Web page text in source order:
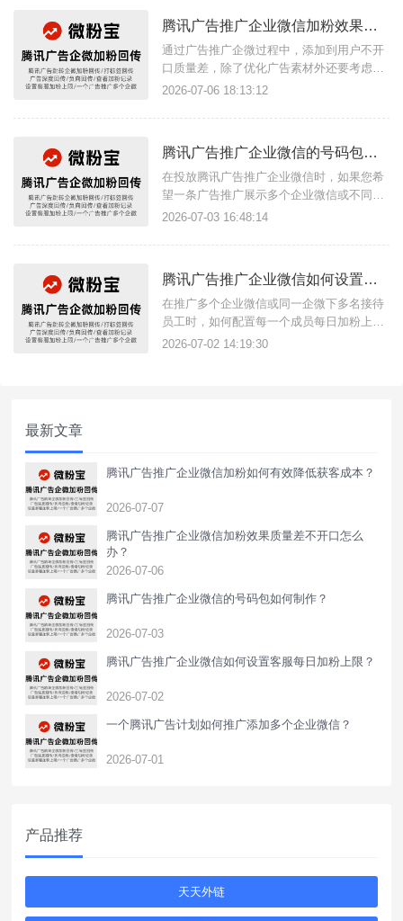
腾讯广告推广企业微信加粉效果质量差不开口怎么办？
通过广告推广企微过程中，添加到用户不开
口质量差，除了优化广告素材外还要考虑广
告模型精准问题，广告模型精准度影响着加
回传上报功能，可以精准广告模型，让广告
用户推流，什么用户是我们低质量的，减少
此类用户推广比重。微粉宝支持哪
2026-07-06 18:13:12
腾讯广告推广企业微信的号码包如何制作？
在投放腾讯广告推广企业微信时，如果您希
望一条广告推广展示多个企业微信或不同企
业的多个企微，可以借助微粉宝的活码加粉
加多个企微，实现一条广告匹配一个企微号
加用户上限数量，展示有效期等。腾讯广告
推广企业微信的号码包如何制作？
2026-07-03 16:48:14
腾讯广告推广企业微信如何设置客服每日加粉上限？
在推广多个企业微信或同一企微下多名接待
员工时，如何配置每一个成员每日加粉上
限，实现添加客户达到设置值后自动下线，
2026-07-02 14:19:30
最新文章
腾讯广告推广企业微信加粉如何有效降低获客成本？
2026-07-07
腾讯广告推广企业微信加粉效果质量差不开口怎么
办？
2026-07-06
腾讯广告推广企业微信的号码包如何制作？
2026-07-03
腾讯广告推广企业微信如何设置客服每日加粉上限？
2026-07-02
一个腾讯广告计划如何推广添加多个企业微信？
2026-07-01
产品推荐
天天外链